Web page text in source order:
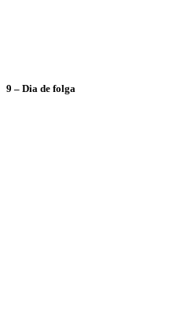
9 – Dia de folga